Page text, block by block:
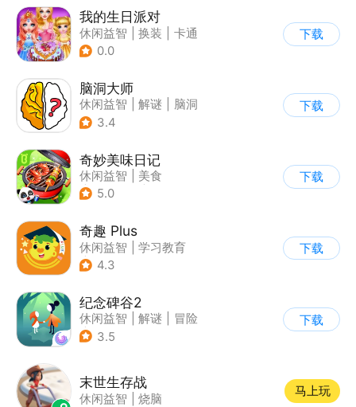
我的生日派对
休闲益智 换装
卡通
0.0
下载
脑洞大师
休闲益智 解谜
脑洞
3.4
下载
奇妙美味日记
休闲益智
美食
| 宝宝巴士
5.0
下载
奇趣 Plus
休闲益智
学习教育
| 儿童游戏
4.3
下载
纪念碑谷2
休闲益智 解谜
冒险
| 清新
3.5
下载
末世生存战
休闲益智 烧脑
马上玩